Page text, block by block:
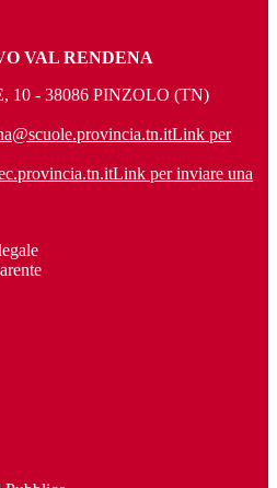
VAL RENDENA
10 - 38086 PINZOLO (TN)
Link per
Link per inviare una